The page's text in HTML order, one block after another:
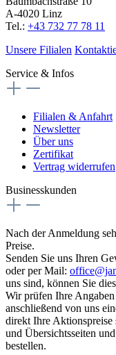
A-4020 Linz
Tel.: +43 732 77 78 11
Unsere Filialen
Service & Infos
Filialen & Anfahrt
Newsletter
Über uns
Zertifikat
Vertrag widerrufen
Businesskunden
Nach der Anmeldung
Preise.
Senden Sie uns Ihren
oder per Mail:
uns sind, können Sie
Wir prüfen Ihre
anschließend von uns
direkt Ihre
und Übersichtsseiten
bestellen.